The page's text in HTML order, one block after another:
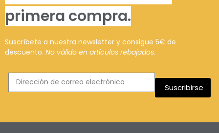
primera compra.
Suscríbete a nuestra newsletter y consigue 5€ de
descuento. No válido en artículos rebajados.
Suscribirse